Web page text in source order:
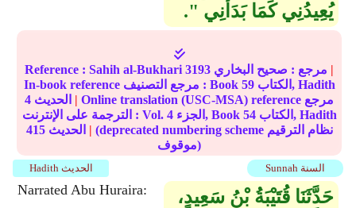
يُعِيدُنِي كَمَا بَدَأَنِي ‏"‏‏.‏
Reference :Sahih al-Bukhari 3193 مرجع : صحيح البخاري
|
In-book reference مرجع التصنيف : Book 59
الكتاب, Hadith
4
| Online translation (USC-MSA) reference مرجع
الترجمة على الإنترنت : Vol. 4 الجزء, Book 54
الكتاب, Hadith
415
| (deprecated numbering scheme نظام الترقيم
موقوف)
Sunnah السنة Hadith الحديث
Narrated Abu Huraira:
حَدَّثَنَا قُتَيْبَةُ بْنُ سَعِيدٍ،